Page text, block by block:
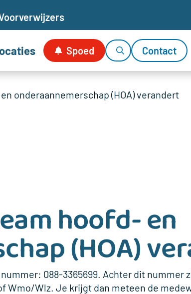
verwijzers
Spoed Contact
onderaannemerschap (HOA) verandert
hoofd- en
(HOA)
nummer: 088-3365699. Achter dit nummer
Wmo/Wlz. Je krijgt dan meteen de